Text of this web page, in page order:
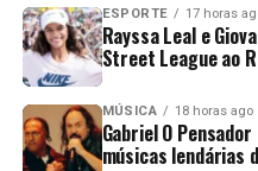
ESPORTE 17 horas
Rayssa Leal e
Street League ao
MÚSICA 18 horas ago
Gabriel O
músicas lendárias